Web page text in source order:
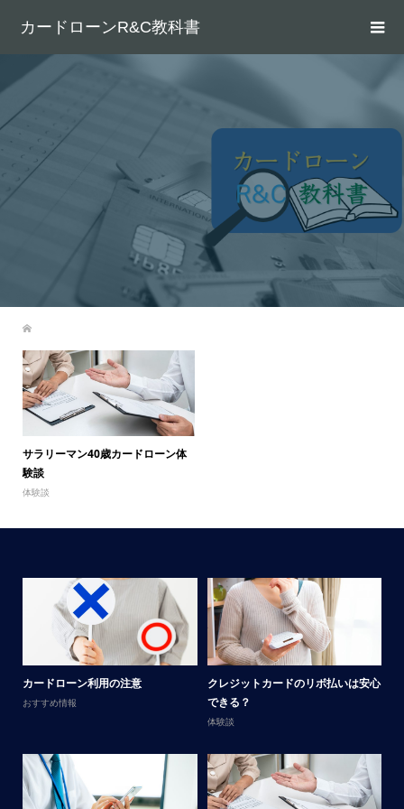
カードローンR&C教科書
サラリーマン40歳カードローン体
験談
体験談
カードローン利用の注意
おすすめ情報
クレジットカードのリボ払いは安心
できる？
体験談